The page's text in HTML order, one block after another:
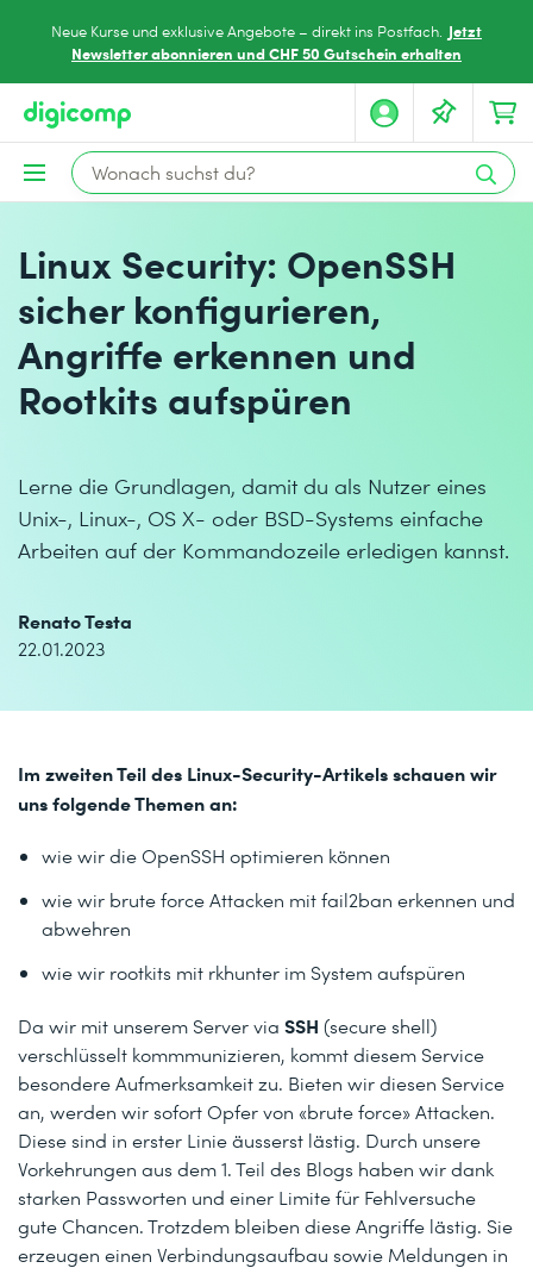
Neue Kurse und exklusive Angebote – direkt ins Postfach. Jetzt
Newsletter abonnieren und CHF 50 Gutschein erhalten
Linux Security: OpenSSH
sicher konfigurieren,
Angriffe erkennen und
Rootkits aufspüren
Lerne die Grundlagen, damit du als Nutzer eines
Unix-, Linux-, OS X- oder BSD-Systems einfache
Arbeiten auf der Kommandozeile erledigen kannst.
Renato Testa
22.01.2023
Im zweiten Teil des Linux-Security-Artikels schauen wir
uns folgende Themen an:
wie wir die OpenSSH optimieren können
wie wir brute force Attacken mit fail2ban erkennen und
abwehren
wie wir rootkits mit rkhunter im System aufspüren
Da wir mit unserem Server via SSH (secure shell)
verschlüsselt kommmunizieren, kommt diesem Service
besondere Aufmerksamkeit zu. Bieten wir diesen Service
an, werden wir sofort Opfer von «brute force» Attacken.
Diese sind in erster Linie äusserst lästig. Durch unsere
Vorkehrungen aus dem 1. Teil des Blogs haben wir dank
starken Passworten und einer Limite für Fehlversuche
gute Chancen. Trotzdem bleiben diese Angriffe lästig. Sie
erzeugen einen Verbindungsaufbau sowie Meldungen in